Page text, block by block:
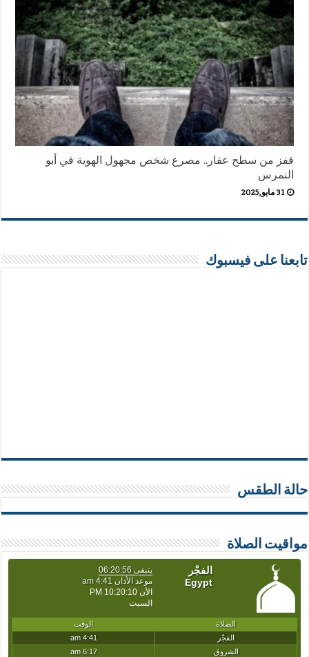
قفز من سطح عقار.. مصرع شخص مجهول الهوية في أبو
النمرس
31 مايو,2025
تابعنا على فيسبوك
حالة الطقس
مواقيت الصلاة